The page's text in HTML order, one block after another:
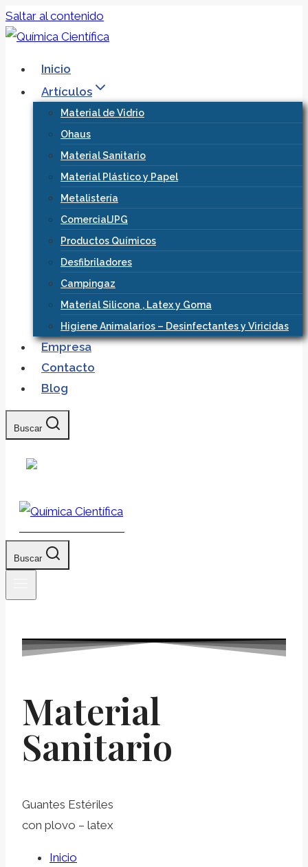
Saltar al contenido
Inicio
Artículos
Material de Vidrio
Ohaus
Material Sanitario
Material Plástico y Papel
Metalistería
ComercialJPG
Productos Químicos
Desfibriladores
Campingaz
Material Silicona , Latex y Goma
Higiene Animalarios – Desinfectantes y Viricidas
Empresa
Contacto
Blog
Buscar
Buscar
Material
Sanitario
Guantes Estériles
con plovo – latex
Inicio